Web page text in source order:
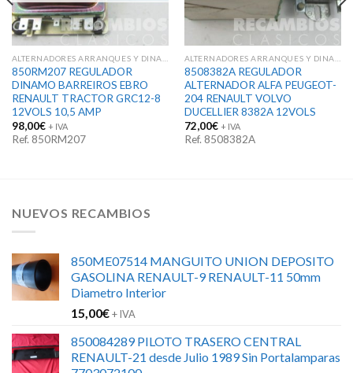
850RM207 REGULADOR
DINAMO BARREIROS EBRO
RENAULT TRACTOR GRC12-8
12VOLS 10,5 AMP
98,00€ + IVA
Ref. 850RM207
8508382A REGULADOR
ALTERNADOR ALFA PEUGEOT-
204 RENAULT VOLVO
DUCELLIER 8382A 12VOLS
72,00€ + IVA
Ref. 8508382A
NUEVOS RECAMBIOS
850ME07514 MANGUITO UNION DEPOSITO
GASOLINA RENAULT-9 RENAULT-11 50mm
Diametro Interior
15,00€+ IVA
850084289 PILOTO TRASERO CENTRAL
RENAULT-21 desde Julio 1989 Sin Portalamparas